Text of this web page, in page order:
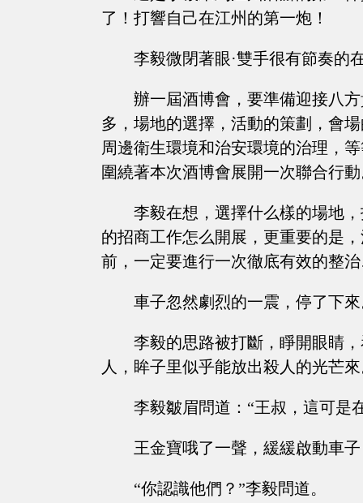
了！打響自己在江州的第一炮！
李毅微閉著眼·雙手很有節奏的
辦一屆酒博會，要準備迎接八
多，場地的選擇，活動的策劃，會
周邊衛生環境和治安環境的治理，
圍繞著本次酒博會展開一次聯合行
李毅在想，選擇什么樣的場地
的招商工作怎么開展，更重要的是
前，一定要進行一次徹底有效的整
車子忽然劇烈的一震，停了下
李毅的思路被打斷，睜開眼睛
人，眸子里似乎能放出殺人的光芒
李毅皺眉問道：“王叔，這可是
王金寶哦了一聲，緩緩啟動車
“你認識他們？”李毅問道。